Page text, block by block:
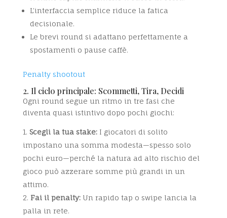
L’interfaccia semplice riduce la fatica
decisionale.
Le brevi round si adattano perfettamente a
spostamenti o pause caffè.
Penalty shootout
2. Il ciclo principale: Scommetti, Tira, Decidi
Ogni round segue un ritmo in tre fasi che
diventa quasi istintivo dopo pochi giochi:
Scegli la tua stake:I giocatori di solito
impostano una somma modesta—spesso solo
pochi euro—perché la natura ad alto rischio del
gioco può azzerare somme più grandi in un
attimo.
Fai il penalty:Un rapido tap o swipe lancia la
palla in rete.